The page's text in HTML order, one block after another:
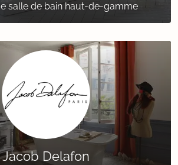
salle de bain haut-de-gamme
Jacob Delafon